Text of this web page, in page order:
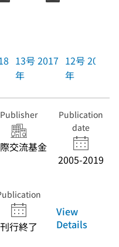
13号 2017
年
12号 2016
年
Publisher
交流基金
Publication
date
2005-2019
刊行終了
View
Details